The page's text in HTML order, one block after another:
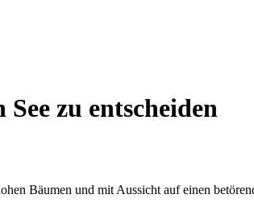
zu entscheiden
Bäumen und mit Aussicht auf einen